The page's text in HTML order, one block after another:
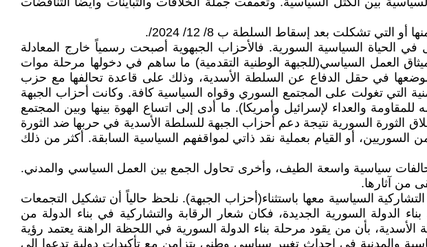
تشكلت بعد إسقاط السلطة ب 8/ 12/ 2024/.
السياسية السورية. فالأحزاب الجبهوية أصبحت رسمياً خارج المعادلة
العمل السياسي(للجبهة الوطنية التقدمية) ما ساهم في دخولها مرحلة موات
في حقل الدفاع عن السلطة الأسدية، وذلك على قاعدة تحالفها مع حزب
التي تغولت على المجتمع السوري وقواه السياسية كافة. وكانت أحزاب الجبهة
والعداء لإسرائيل وأمريكا). ما أدى إلى اتساع الهوة بينها وبين المجتمع
الثورة السورية نتيجة دعم أحزاب الجبهة للسلطة الأسدية في حربها ضد الثورة
أو القيام بعملية نقد ذاتي لمواقفهم السياسية السابقة. أكثر من ذلك
سياسية واسعة الطيف، وأخرى تحاول الجمع بين العمل السياسي والمدني.
من آثارها.
السياسية معها باستثناء(أحزاب الجبهة). نلحظ حالياً أن تشكيل التجمعات
الدولة السورية الجديدة، فكان شعار الرقابة والتشاركية في بناء الدولة من
بأن من يقود مرحلة بناء الدولة السورية في اللحظة الراهنة يعتمد رؤية
والمدنية في إحداث تغيير سياسي وطني يتزامن مع تأكيدات دولية تدعوا إلى